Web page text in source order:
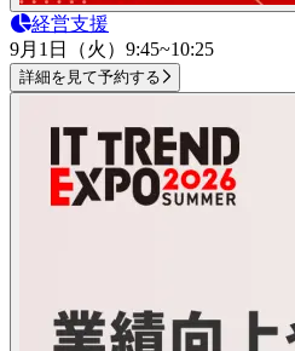
経営支援
9月1日（火） 9:45~10:25
詳細を見て予約する